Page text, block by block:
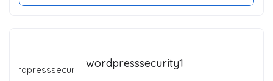
wordpresssecurity1